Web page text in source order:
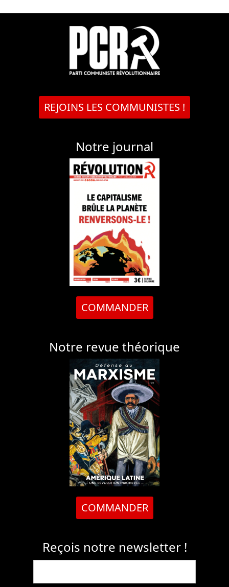
REJOINS LES COMMUNISTES !
Notre journal
COMMANDER
Notre revue théorique
COMMANDER
Reçois notre newsletter !